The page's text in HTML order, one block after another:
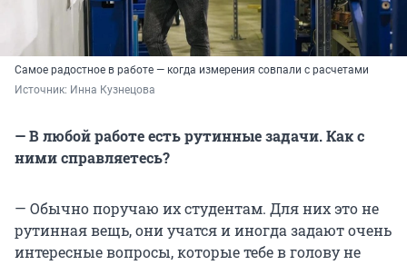
Самое радостное в работе — когда измерения совпали с расчетами
Источник: Инна Кузнецова
— В любой работе есть рутинные задачи. Как с
ними справляетесь?
— Обычно поручаю их студентам. Для них это не
рутинная вещь, они учатся и иногда задают очень
интересные вопросы, которые тебе в голову не